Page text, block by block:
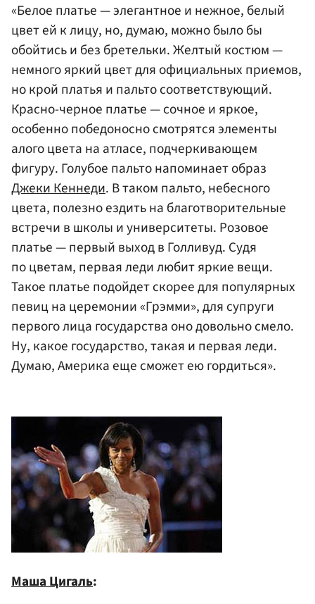
«Белое платье — элегантное и нежное, белый
цвет ей к лицу, но, думаю, можно было бы
обойтись и без бретельки. Желтый костюм —
немного яркий цвет для официальных приемов,
но крой платья и пальто соответствующий.
Красно-черное платье — сочное и яркое,
особенно победоносно смотрятся элементы
алого цвета на атласе, подчеркивающем
фигуру. Голубое пальто напоминает образ
Джеки Кеннеди. В таком пальто, небесного
цвета, полезно ездить на благотворительные
встречи в школы и университеты. Розовое
платье — первый выход в Голливуд. Судя
по цветам, первая леди любит яркие вещи.
Такое платье подойдет скорее для популярных
певиц на церемонии «Грэмми», для супруги
первого лица государства оно довольно смело.
Ну, какое государство, такая и первая леди.
Думаю, Америка еще сможет ею гордиться».
Маша Цигаль: